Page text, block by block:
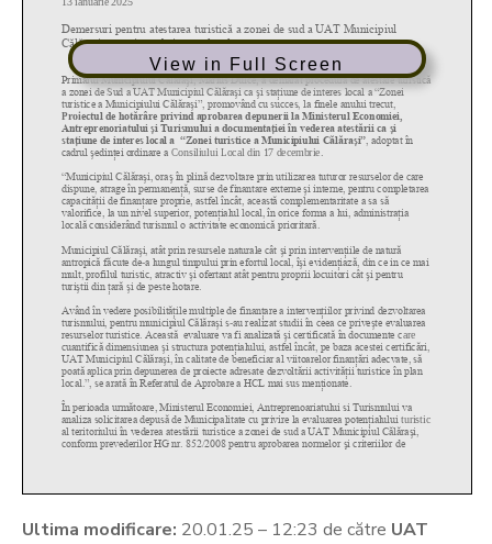
View in Full Screen
Ultima modificare: 20.01.25 – 12:23 de către UAT